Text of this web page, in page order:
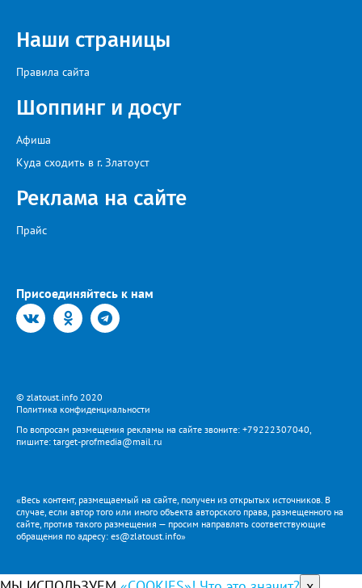
Наши страницы
Правила сайта
Шоппинг и досуг
Афиша
Куда сходить в г. Златоуст
Реклама на сайте
Прайс
Присоединяйтесь к нам
© zlatoust.info 2020
Политика конфиденциальности
По вопросам размещения рекламы на сайте звоните: +79222307040,
пишите: target-profmedia@mail.ru
«Весь контент, размещаемый на сайте, получен из открытых источников. В
случае, если автор того или иного объекта авторского права, размещенного на
сайте, против такого размещения — просим направлять соответствующие
обращения по адресу: es@zlatoust.info»